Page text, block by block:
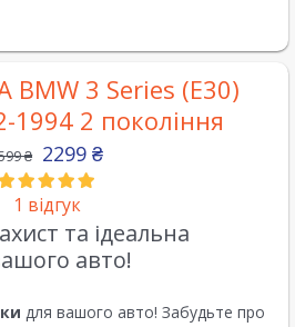
BMW 3 Series (E30)
1994 2 покоління
₴ 2299 ₴
1 відгук
та ідеальна
авто!
для вашого авто! Забудьте про